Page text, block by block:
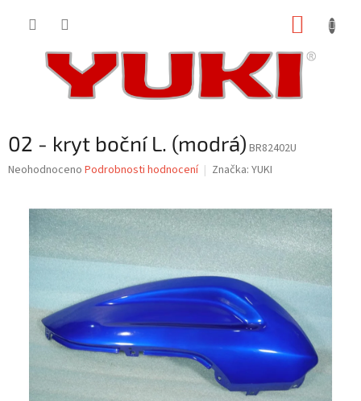
02 - kryt boční L. (modrá) BR82402U
Průměrné
Neohodnoceno Podrobnosti hodnocení Značka: YUKI